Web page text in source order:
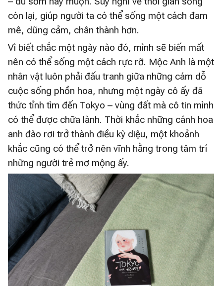
còn lại, giúp người ta có thể sống một cách đam
mê, dũng cảm, chân thành hơn.
Vì biết chắc một ngày nào đó, mình sẽ biến mất
nên có thể sống một cách rực rỡ. Mộc Anh là một
nhân vật luôn phải đấu tranh giữa những cám dỗ
cuộc sống phồn hoa, nhưng một ngày cô ấy đã
thức tỉnh tìm đến Tokyo – vùng đất mà cô tin mình
có thể được chữa lành. Thời khắc những cánh hoa
anh đào rơi trở thành điều kỳ diệu, một khoảnh
khắc cũng có thể trở nên vĩnh hằng trong tâm trí
những người trẻ mơ mộng ấy.